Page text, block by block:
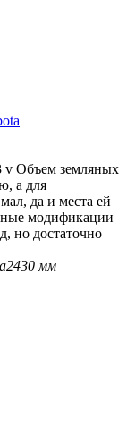
v Объем земляных
а для
да и места ей
модификации
но достаточно
2430 мм